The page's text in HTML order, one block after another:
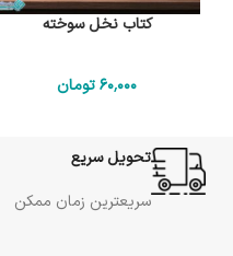
کتاب نخل سوخته
60٬000تومان
تحویل سریع
سریعترین زمان ممکن